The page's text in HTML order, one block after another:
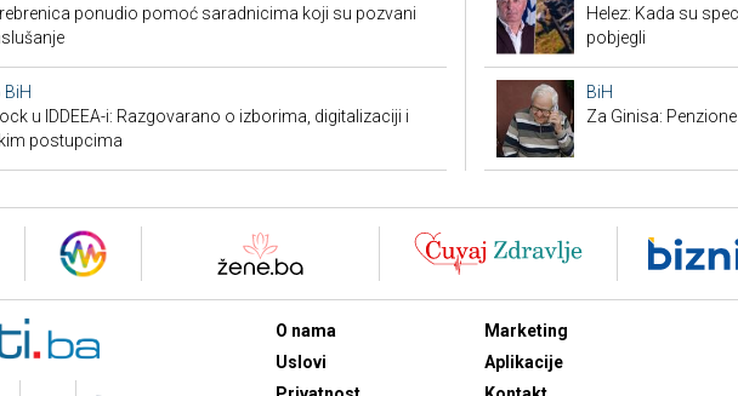
ponudio pomoć saradnicima koji su pozvani
BiH
u IDDEEA-i: Razgovarano o izborima, digitalizaciji i
postupcima
Helez: Kada su
pobjegli
BiH
Za Ginisa:
O nama
Uslovi
Marketing
Aplikacije